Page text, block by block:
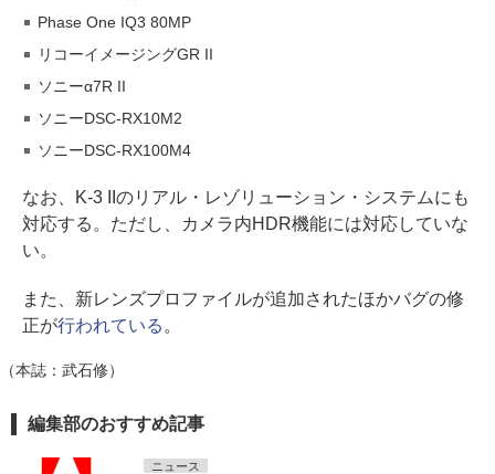
Phase One IQ3 80MP
リコーイメージングGR II
ソニーα7R II
ソニーDSC-RX10M2
ソニーDSC-RX100M4
なお、K-3 IIのリアル・レゾリューション・システムにも
対応する。ただし、カメラ内HDR機能には対応していな
い。
また、新レンズプロファイルが追加されたほかバグの修
正が行われている 。
（本誌：武石修）
編集部のおすすめ記事
ニュース